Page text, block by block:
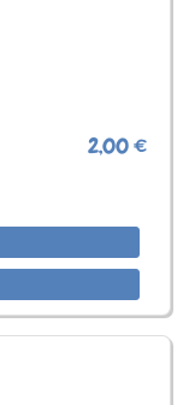
2,00 €